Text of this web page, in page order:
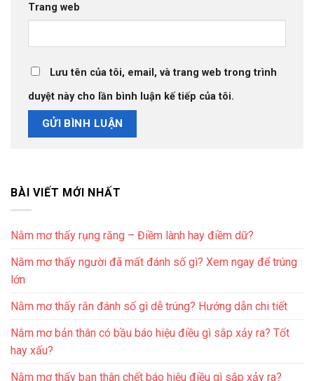
Trang web
Lưu tên của tôi, email, và trang web trong trình
duyệt này cho lần bình luận kế tiếp của tôi.
BÀI VIẾT MỚI NHẤT
Nằm mơ thấy rụng răng – Điềm lành hay điềm dữ?
Nằm mơ thấy người đã mất đánh số gì? Xem ngay để trúng
lớn
Nằm mơ thấy rắn đánh số gì dễ trúng? Hướng dẫn chi tiết
Nằm mơ bản thân có bầu báo hiệu điều gì sắp xảy ra? Tốt
hay xấu?
Nằm mơ thấy bạn thân chết báo hiệu điều gì sắp xảy ra?